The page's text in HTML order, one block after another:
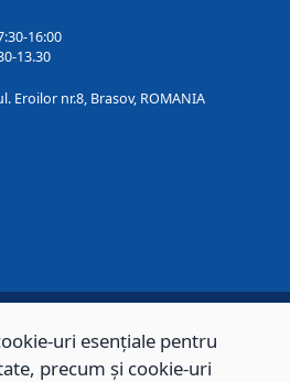
16:00
13.30
Eroilor nr.8, Brasov, ROMANIA
MUNICIPIULUI BRAȘOV, toate drepturile
uri esențiale pentru
precum și cookie-uri